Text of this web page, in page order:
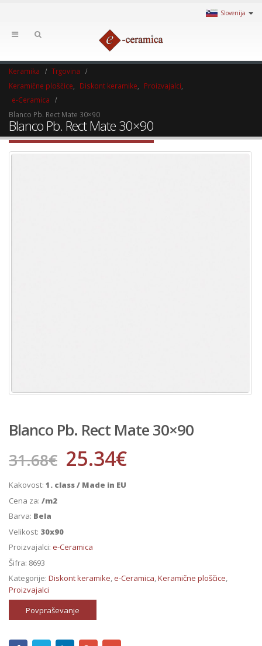
Slovenija
Keramika
Trgovina
Keramične ploščice
Diskont keramike Proizvajalci
e-Ceramica
Blanco Pb. Rect Mate 30×90
Blanco Pb. Rect Mate 30×90
Blanco Pb. Rect Mate 30×90
31.68€ 25.34€
Kakovost: 1. class / Made in EU
Cena za: /m2
Barva: Bela
Velikost: 30x90
Proizvajalci: e-Ceramica
Šifra: 8693
Kategorije: Diskont keramike,e-Ceramica,Keramične ploščice,
Proizvajalci
Povpraševanje